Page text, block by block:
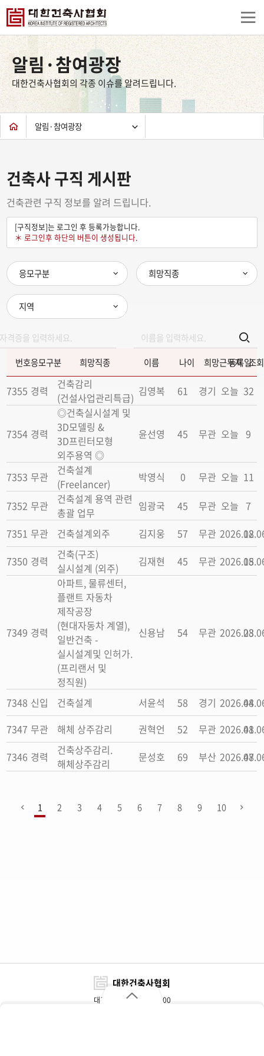
상
컨
츠
하
단
알림·참여광장
대한건축사협회의 각종 이슈를 알려드립니다.
알림·참여광장
건축사 구직 게시판
건축관련 구직 정보를 알려 드립니다.
[구직정보]는 로그인 후 등록가능합니다.
＊ 로그인후 하단의 버튼이 생성됩니다.
응모구분 희망직종
지역
번호응모구분 희망직종 이름 나이 희망근무지
등록일조
7355 경력
건축감리
(건설사업관리특급) 김영복 61 경기 오늘 32
7354 경력
◎건축실시설계 및
3D모델링 &
3D프린터모형
외주용역 ◎
윤선영 45 무관 오늘 9
7353 무관
건축설계
(Freelancer)
박영식 0 무관 오늘 11
7352 무관
건축설계 용역 관련
총괄 업무
임광국 45 무관 오늘 7
7351 무관 건축설계외주 김지웅 57 무관
12
7350 경력
건축(구조)
실시설계 (외주)
김재현 45 무관 15
7349 경력
아파트, 물류센터,
플랜트 자동차
제작공장
(현대자동차 계열),
일반건축 -
실시설계및 인허가.
(프리랜서 및
정직원)
신용남 54 무관 23
7348 신입 건축설계 서윤석 58 경기
44
7347 무관 해체 상주감리 권혁언 52 무관
41
7346 경력
건축상주감리.
해체상주감리
문성호 69 부산 47
1 2 3 4 5 6 7 8 9 10
대한건축사협회
대표전화 : 02-3415-6800